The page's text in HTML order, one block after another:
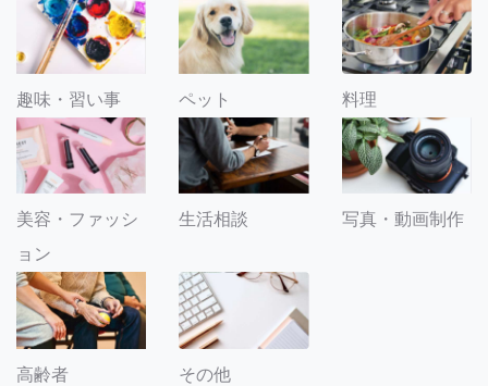
趣味・習い事 ペット 料理
美容・ファッシ
ョン
生活相談 写真・動画制作
高齢者 その他